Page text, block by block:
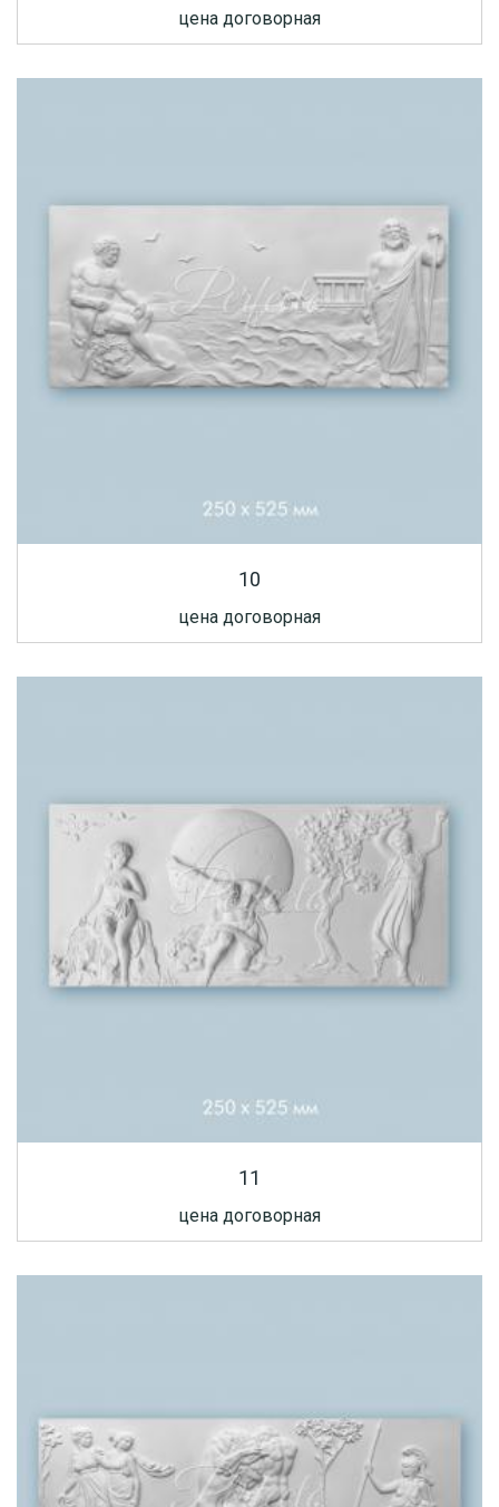
цена договорная
10
цена договорная
11
цена договорная